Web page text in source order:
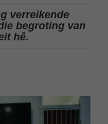
verreikende
begroting van
hê.